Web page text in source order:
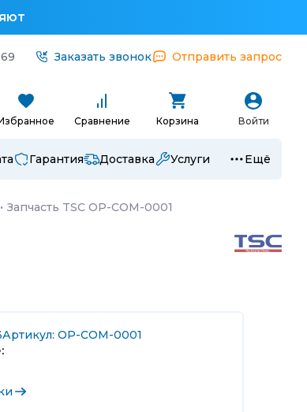
Заказать звонок Отправить запрос
Сравнение Корзина Войти
Гарантия Доставка Услуги Ещё
· Запчасть TSC OP-COM-0001
Артикул: OP-COM-0001